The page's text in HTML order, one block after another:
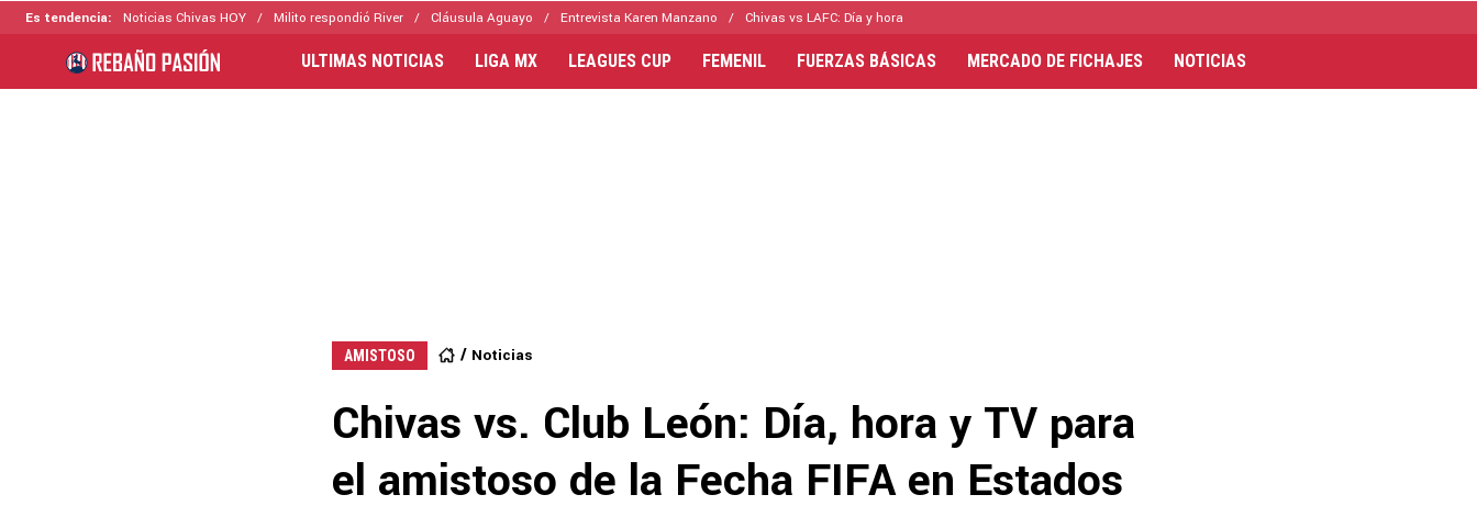
Es tendencia: Noticias Chivas HOY Milito respondió River Cláusula Aguayo Entrevista Karen Manzano Chivas vs LAFC: Día y hora
ULTIMAS NOTICIAS LIGA MX LEAGUES CUP FEMENIL FUERZAS BÁSICAS MERCADO DE FICHAJES NOTICIAS
AMISTOSO Noticias
Chivas vs. Club León: Día, hora y TV para
el amistoso de la Fecha FIFA en Estados